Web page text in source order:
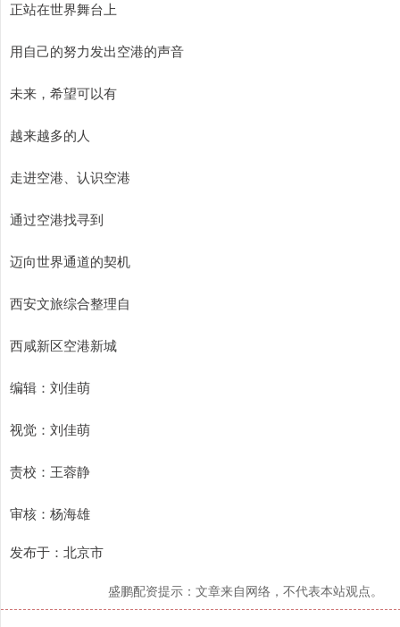
正站在世界舞台上
用自己的努力发出空港的声音
未来，希望可以有
越来越多的人
走进空港、认识空港
通过空港找寻到
迈向世界通道的契机
西安文旅综合整理自
西咸新区空港新城
编辑：刘佳萌
视觉：刘佳萌
责校：王蓉静
审核：杨海雄
发布于：北京市
盛鹏配资提示：文章来自网络，不代表本站观点。